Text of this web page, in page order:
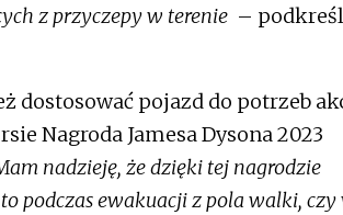
z przyczepy w terenie –
dostosować pojazd do potrzeb
Nagroda Jamesa Dysona 2023
nadzieję, że dzięki tej nagrodzie
podczas ewakuacji z pola walki, czy